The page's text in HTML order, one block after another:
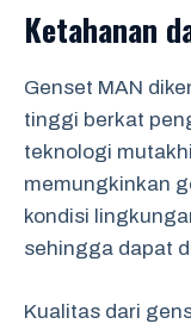
Ketahanan
Genset MAN
tinggi berkat
teknologi
memungkinkan
kondisi
sehingga dapat
Kualitas dari